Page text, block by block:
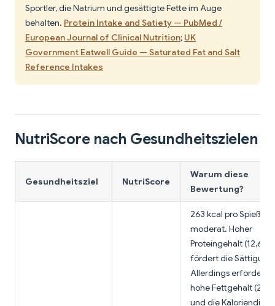
Sportler, die Natrium und gesättigte Fette im Auge
behalten. Protein Intake and Satiety — PubMed /
European Journal of Clinical Nutrition; UK
Government Eatwell Guide — Saturated Fat and Salt
Reference Intakes
NutriScore nach Gesundheitszielen
Gesundheitsziel NutriScore
Warum diese
Bewertung?
263 kcal pro Spieß ist
moderat. Hoher
Proteingehalt (12,6 g)
fördert die Sättigung.
Allerdings erfordern
hohe Fettgehalt (21,9
und die